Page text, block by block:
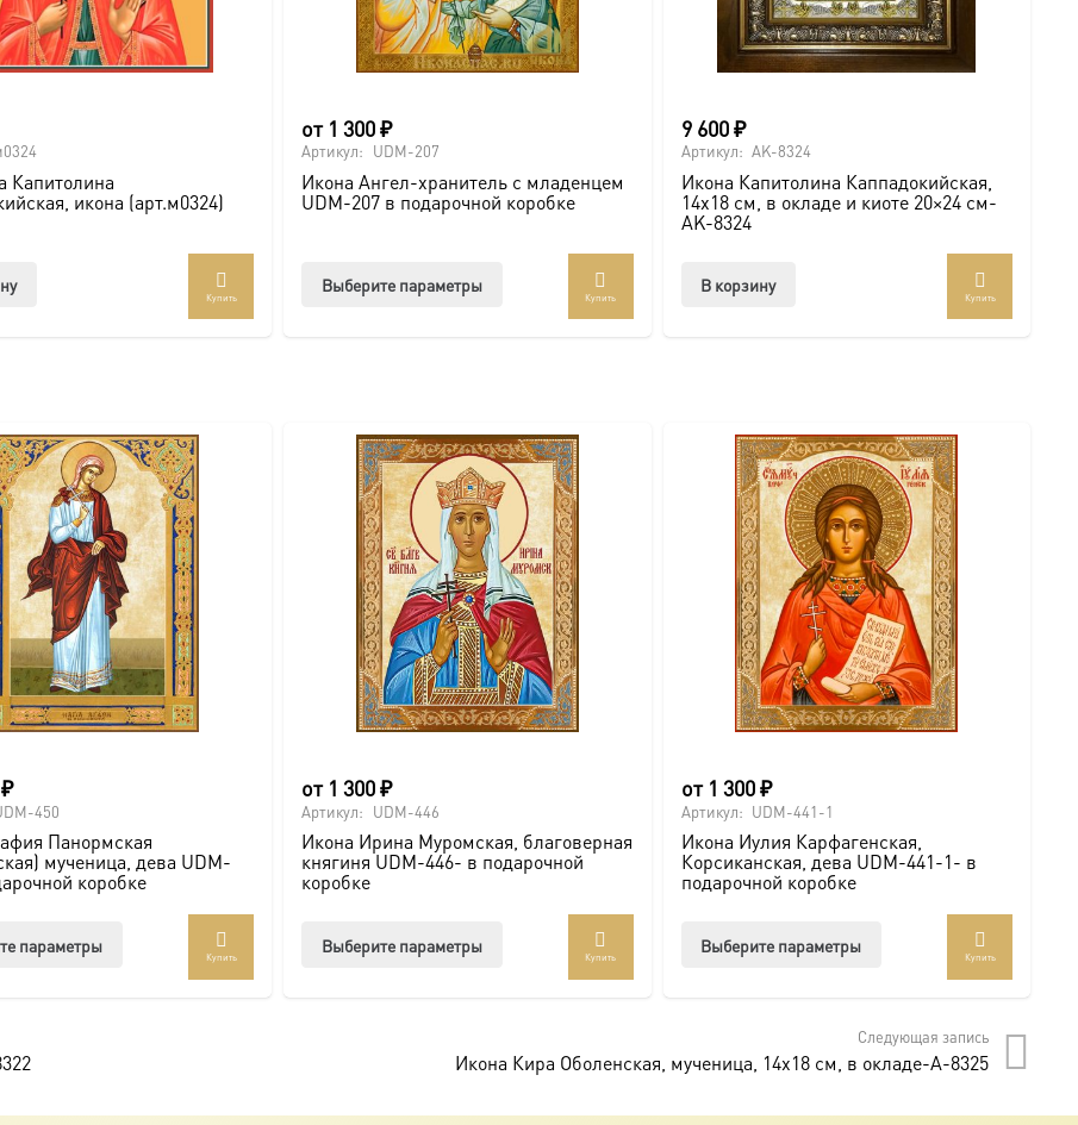
по всей России. Возможно изготовление под заказ в нужном вам размере. Дарите с глубоким смыслом!
больше уникальных работ:
https://vk.com/ikonaspasКупить икону Капитолина Каппадокийская, 14х18 см, в
Капитолина
икона (арт.м0324)
Купить
от 1 300₽
Артикул: UDM-207
Икона Ангел-хранитель с младенцем
UDM-207 в подарочной коробке
Выберите параметры
можно
выбрать
на
странице
товара.
Купить
9 600₽
Артикул: AK-8324
Икона Капитолина Каппадокийская,
14х18 см, в окладе и киоте 20×24 см-
AK-8324
В корзину
Купить
₽
450
Панормская
мученица, дева UDM-
коробке
параметры
Купить
от 1 300₽
Артикул: UDM-446
Икона Ирина Муромская, благоверная
княгиня UDM-446- в подарочной
коробке
Выберите параметры
Опции
Купить
от 1 300₽
Артикул: UDM-441-1
Икона Иулия Карфагенская,
Корсиканская, дева UDM-441-1- в
подарочной коробке
Выберите параметры
вариаций.
Опции
Купить
Следующая запись
Икона Кира Оболенская, мученица, 14х18 см, в окладе-A-8325